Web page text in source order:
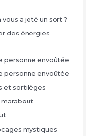
a jeté un sort ?
des énergies
personne envoûtée
personne envoûtée
et sortilèges
marabout
mystiques